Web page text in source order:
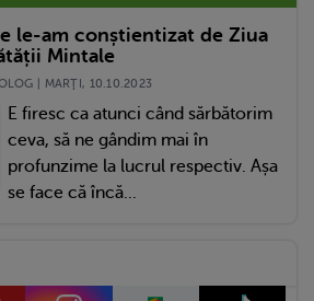
le-am conștientizat de Ziua
Mintale
| MARŢI, 10.10.2023
E firesc ca atunci când sărbătorim
ceva, să ne gândim mai în
profunzime la lucrul respectiv. Așa
se face că încă...